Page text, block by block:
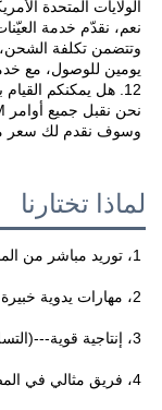
الولايات المتحدة
يومين للوصول، مع
12. هل يمكنكم القيام بخدمة التصنيع بموجب الاسم التجاري (OEM) لي؟
وسوف نقدم لك سعر
لماذا تختارنا
1، توريد مباشر من المصنع---(أفضل سعر لك)
2، مهارات يدوية خبيرة ---(جودة جيدة)
3، إنتاجية قوية---(التسليم في الوقت المحدد)
4، فريق مثالي في المصنع---(أفضل خدمة لك)